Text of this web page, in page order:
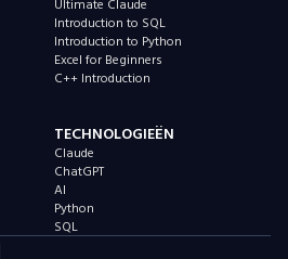
Ultimate Claude
Introduction to SQL
Introduction to Python
Excel for Beginners
C++ Introduction
TECHNOLOGIEËN
Claude
ChatGPT
AI
Python
SQL